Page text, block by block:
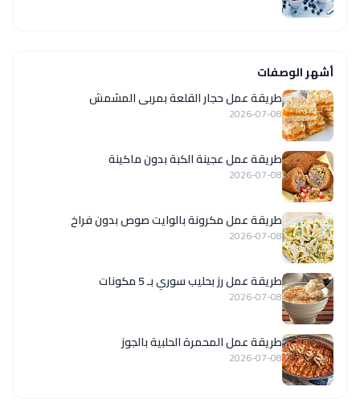
أشهر الوصفات
طريقة عمل حجار القلعة بمربى المشمش
2026-07-08
طريقة عمل عجينة الكبة بدون ماكينة
2026-07-08
طريقة عمل مكرونة بالوايت صوص بدون فراخ
2026-07-08
طريقة عمل رز بحليب سوري بـ 5 مكونات
2026-07-08
طريقة عمل المحمرة الحلبية بالجوز
2026-07-08